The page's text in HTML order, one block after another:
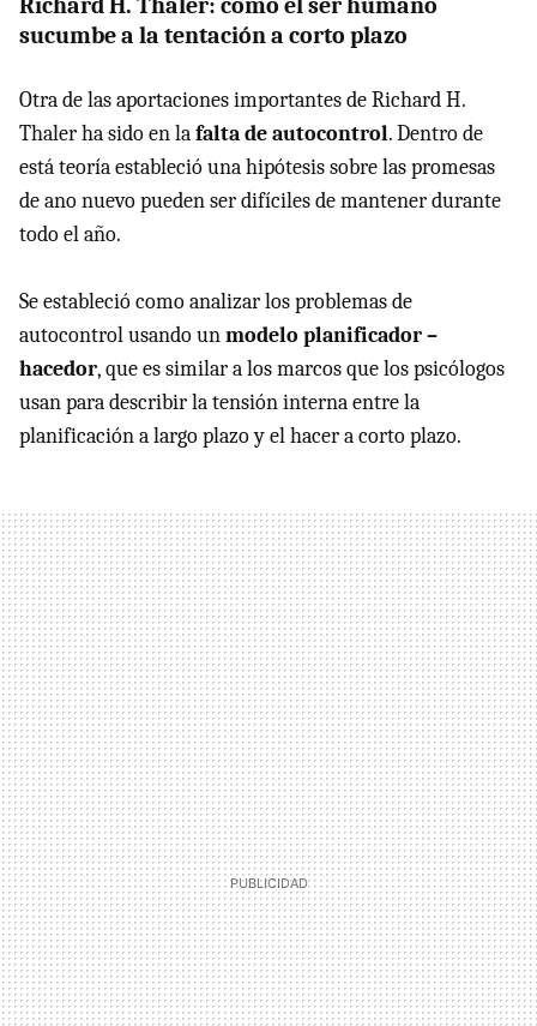
sucumbe a la tentación a corto plazo
Otra de las aportaciones importantes de Richard H.
Thaler ha sido en lafalta de autocontrol. Dentro de
está teoría estableció una hipótesis sobre las promesas
de ano nuevo pueden ser difíciles de mantener durante
todo el año.
Se estableció como analizar los problemas de
autocontrol usando unmodelo planificador –
hacedor, que es similar a los marcos que los psicólogos
usan para describir la tensión interna entre la
planificación a largo plazo y el hacer a corto plazo.